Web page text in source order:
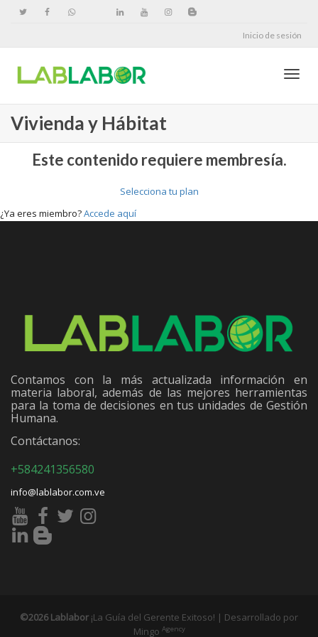
Inicio de sesión
Vivienda y Hábitat
Este contenido requiere membresía.
Selecciona tu plan
¿Ya eres miembro?Accede aquí
Contamos con la más actualizada información en
materia laboral, además de las mejores herramientas
para la toma de decisiones en tus unidades de Gestión
Humana.
Contáctanos:
+584241356580
info@lablabor.com.ve
©2026 Lablabor ¡La Guía del Gerente Exitoso! | Desarrollado por
Mingo Agency